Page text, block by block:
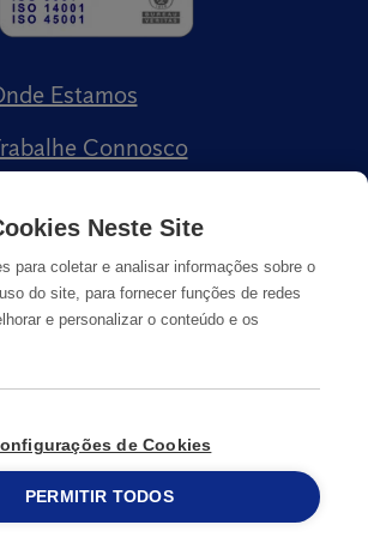
Estamos
Connosco
Informação Legal
Copyright2026Anticimex
215 913 019
Neste Site
para coletar e analisar informações sobre o
do site, para fornecer funções de redes
e personalizar o conteúdo e os
de Cookies
PERMITIR TODOS